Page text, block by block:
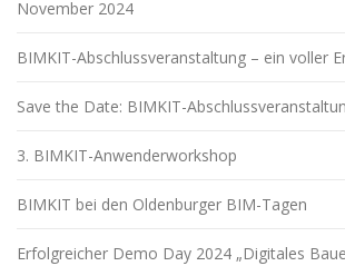
November 2024
BIMKIT-Abschlussveranstaltung – ein voller
Save the Date: BIMKIT-
3. BIMKIT-Anwenderworkshop
BIMKIT bei den Oldenburger BIM-Tagen
Erfolgreicher Demo Day 2024 „Digitales